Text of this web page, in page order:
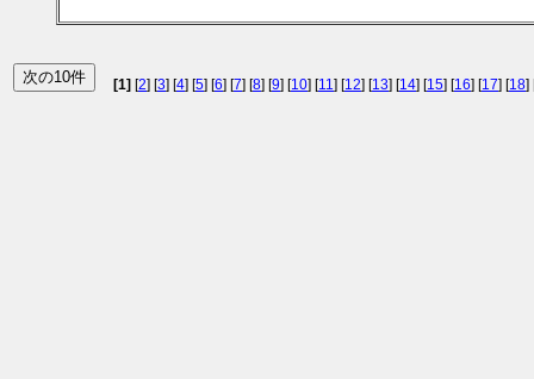
[1] [2] [3] [4] [5] [6] [7] [8] [9] [10] [11] [12] [13] [14] [15] [16] [17] [18]